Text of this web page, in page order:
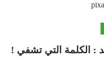
: الكلمة التي تشفي !